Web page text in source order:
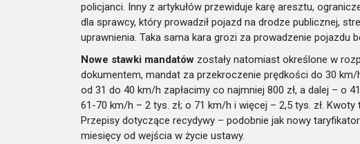
policjanci. Inny z artykułów przewiduje karę aresztu,
dla sprawcy, który prowadził pojazd na drodze publicznej,
uprawnienia. Taka sama kara grozi za prowadzenie pojazdu
Nowe stawki mandatów zostały natomiast określone w
dokumentem, mandat za przekroczenie prędkości do 30
od 31 do 40 km/h zapłacimy co najmniej 800 zł, a dalej – o
61-70 km/h – 2 tys. zł; o 71 km/h i więcej – 2,5 tys. zł.
Przepisy dotyczące recydywy – podobnie jak nowy
miesięcy od wejścia w życie ustawy.